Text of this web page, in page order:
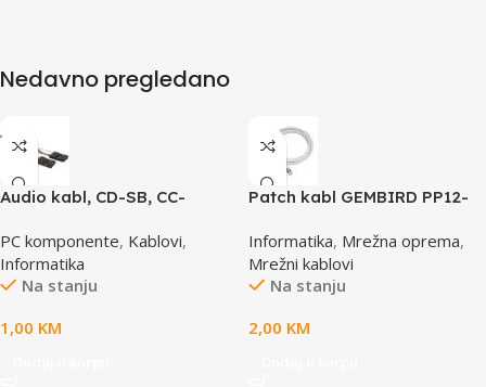
Nedavno pregledano
Audio kabl, CD-SB, CC-
PC komponente, Kablovi,
Informatika
Na stanju
1,00 KM
Patch kabl GEMBIRD PP12-
Informatika, Mrežna oprema,
Mrežni kablovi
Na stanju
2,00 KM